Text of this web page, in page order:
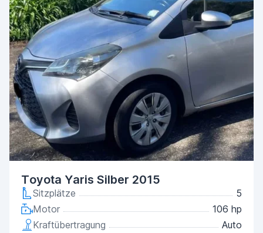
Toyota Yaris Silber 2015
Sitzplätze
5
Motor
106 hp
Kraftübertragung
Auto